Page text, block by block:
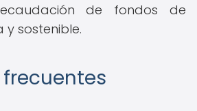
de fondos de
sostenible.